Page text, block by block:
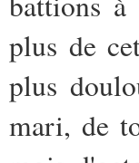
plus de
plus
mari, de